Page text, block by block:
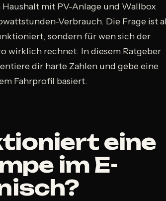
mit PV-Anlage und Wallbox
Verbrauch. Die Frage ist
sondern für wen sich der
wirklich rechnet. In diesem Ratgeber
dir harte Zahlen und gebe eine
Fahrprofil basiert.
eine
im E-